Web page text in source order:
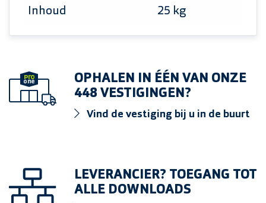
Inhoud 25 kg
OPHALEN IN ÉÉN VAN ONZE
448 VESTIGINGEN?
Vind de vestiging bij u in de buurt
LEVERANCIER? TOEGANG TOT
ALLE DOWNLOADS